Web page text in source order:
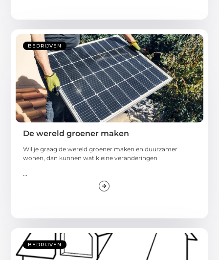
BEDRIJVEN
De wereld groener maken
Wil je graag de wereld groener maken en duurzamer
wonen, dan kunnen wat kleine veranderingen
...
BEDRIJVEN